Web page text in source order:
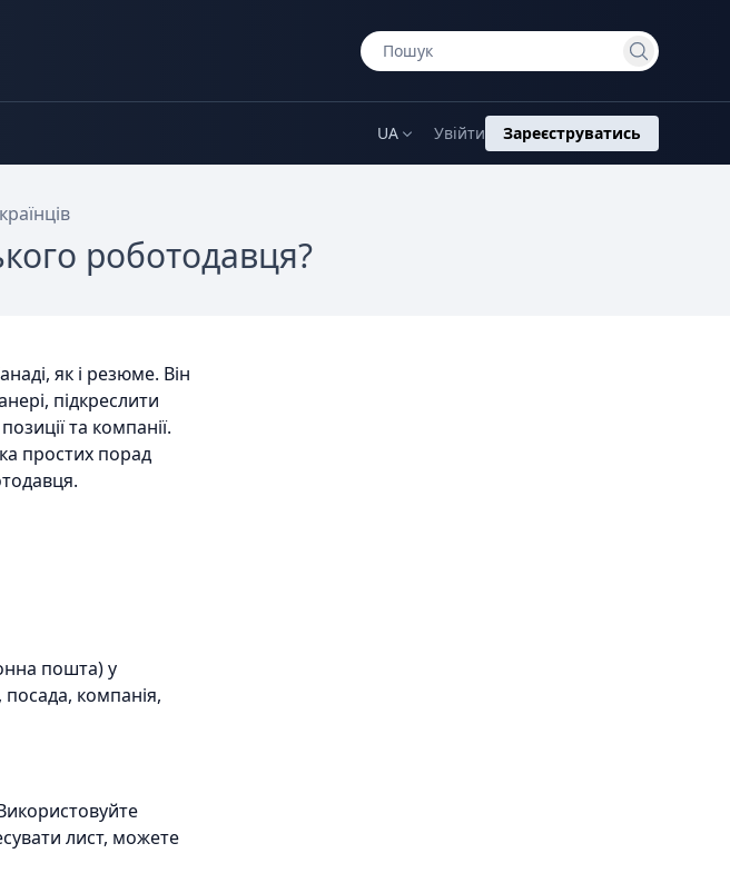
UA Увійти Зареєструватись
роботодавця?
як і резюме. Він
підкреслити
та компанії.
простих порад
пошта) у
посада, компанія,
лист, можете